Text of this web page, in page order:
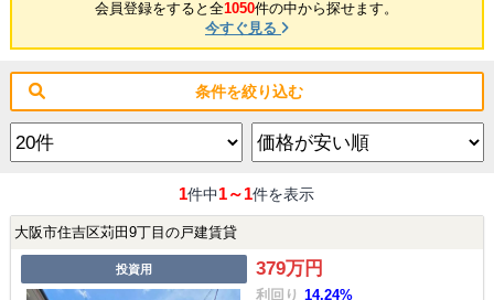
会員登録をすると全1050件の中から探せます。
今すぐ見る
条件を絞り込む
1件中1～1件を表示
大阪市住吉区苅田9丁目の戸建賃貸
投資用 379万円
利回り 14.24%